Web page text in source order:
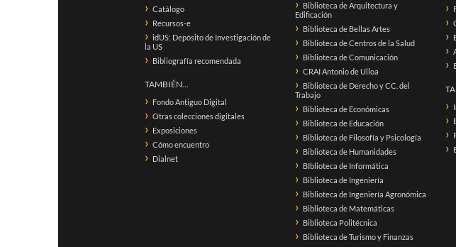
Catálogo
Recursos-e
idUS: Depósito de Investigación de
la US
Bibliografía recomendada
TAMBIÉN...
Fondo Antiguo Digital
Otras colecciones digitales
Exposiciones
Cómo encuentro
Dialnet
Biblioteca de Arquitectura y
Edificación
Biblioteca de Bellas Artes
Biblioteca de Centros de la Salud
Biblioteca de Comunicación
CRAI Antonio de Ulloa
Biblioteca de Derecho y CC. del
Trabajo
Biblioteca de Económicas
Biblioteca de Educación
Biblioteca de Filosofía y Psicología
Biblioteca de Humanidades
BIblioteca de Informática
Biblioteca de Ingeniería
Biblioteca de Ingeniería Agronómica
Biblioteca de Matemáticas
Biblioteca Politécnica
Biblioteca de Turismo y Finanzas